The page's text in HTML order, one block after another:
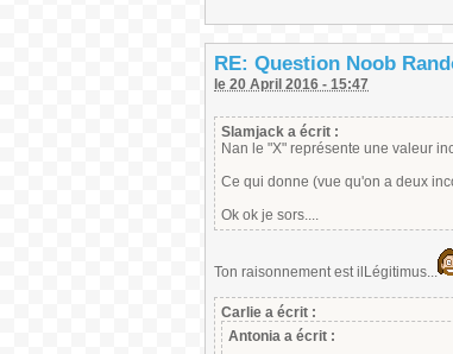
RE: Question Noob
le 20 April 2016 - 15:47
Slamjack a écrit :
Nan le "X" représente une valeur
Ce qui donne (vue qu'on a deux
Ok ok je sors....
Ton raisonnement est ilLégitimus...
Carlie a écrit :
Antonia a écrit :